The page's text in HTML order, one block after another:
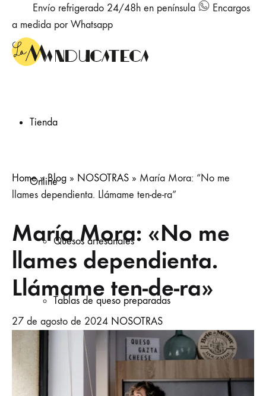
Envío refrigerado 24/48h en península
Encargos
a medida por Whatsapp
Tienda
Online
Quesos artesanales
Tablas de queso preparadas
Cervezas artesanales
Home»Blog » NOSOTRAS » María Mora: “No me
llames dependienta. Llámame ten-de-ra”
María Mora: «No me
llames dependienta.
Llámame ten-de-ra»
27 de agosto de 2024 NOSOTRAS